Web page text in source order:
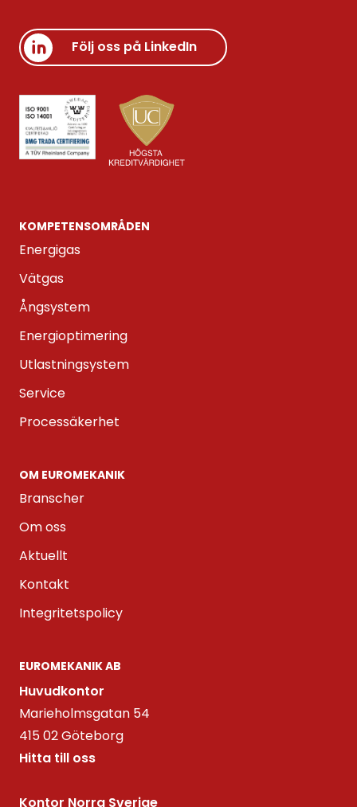
Följ oss på LinkedIn
KOMPETENS­OMRÅDEN
Energigas
Vätgas
Ångsystem
Energioptimering
Utlastningsystem
Service
Processäkerhet
OM EUROMEKANIK
Branscher
Om oss
Aktuellt
Kontakt
Integritetspolicy
EUROMEKANIK AB
Huvudkontor
Marieholmsgatan 54
415 02 Göteborg
Hitta till oss
Kontor Norra Sverige